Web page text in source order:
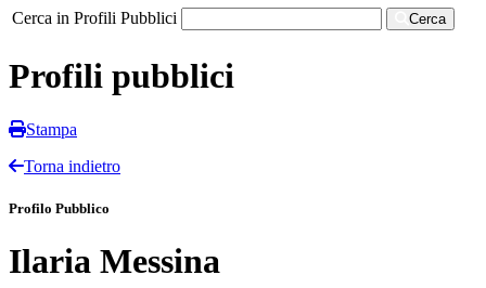
Cerca in Profili Pubblici Cerca
Profili pubblici
Stampa
Torna indietro
Profilo Pubblico
Ilaria Messina